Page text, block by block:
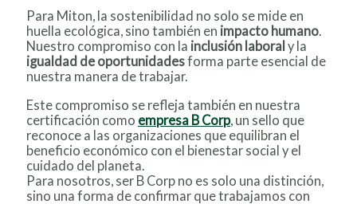
Para Miton, la sostenibilidad no solo se mide en
huella ecológica, sino también en impacto humano.
Nuestro compromiso con la inclusión laboral y la
igualdad de oportunidadesforma parte esencial de
nuestra manera de trabajar.
Este compromiso se refleja también en nuestra
certificación como empresa B Corp, un sello que
reconoce a las organizaciones que equilibran el
beneficio económico con el bienestar social y el
cuidado del planeta.
Para nosotros, ser B Corp no es solo una distinción,
sino una forma de confirmar que trabajamos con